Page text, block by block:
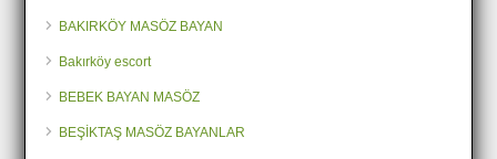
BAKIRKÖY MASÖZ BAYAN
Bakırköy escort
BEBEK BAYAN MASÖZ
BEŞİKTAŞ MASÖZ BAYANLAR